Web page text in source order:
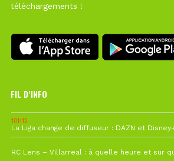
téléchargements !
FIL D’INFO
10h12